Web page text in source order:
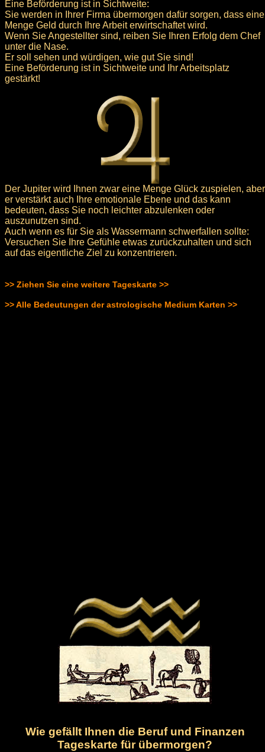
Eine Beförderung ist in Sichtweite:
Sie werden in Ihrer Firma übermorgen dafür sorgen, dass eine
Menge Geld durch Ihre Arbeit erwirtschaftet wird.
Wenn Sie Angestellter sind, reiben Sie Ihren Erfolg dem Chef
unter die Nase.
Er soll sehen und würdigen, wie gut Sie sind!
Eine Beförderung ist in Sichtweite und Ihr Arbeitsplatz
gestärkt!
Der Jupiter wird Ihnen zwar eine Menge Glück zuspielen, aber
er verstärkt auch Ihre emotionale Ebene und das kann
bedeuten, dass Sie noch leichter abzulenken oder
auszunutzen sind.
Auch wenn es für Sie als Wassermann schwerfallen sollte:
Versuchen Sie Ihre Gefühle etwas zurückzuhalten und sich
auf das eigentliche Ziel zu konzentrieren.
>> Ziehen Sie eine weitere Tageskarte >>
>> Alle Bedeutungen der astrologische Medium Karten >>
Wie gefällt Ihnen die Beruf und Finanzen
Tageskarte für übermorgen?